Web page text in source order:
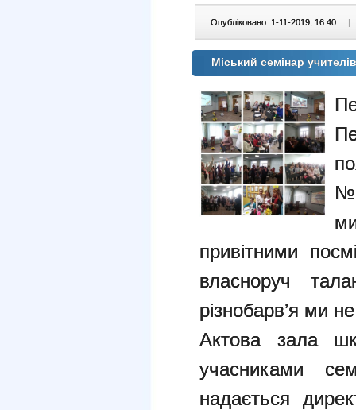
Опубліковано: 1-11-2019, 16:40 |
Міський семінар
№
привітними
власноруч
різнобарв’я ми
Актова зала
учасниками
надається